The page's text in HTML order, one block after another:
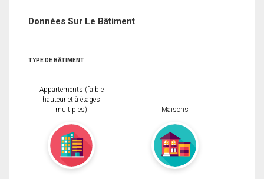
Données Sur Le Bâtiment
TYPE DE BÂTIMENT
Appartements (faible
hauteur et à étages
multiples)
Maisons